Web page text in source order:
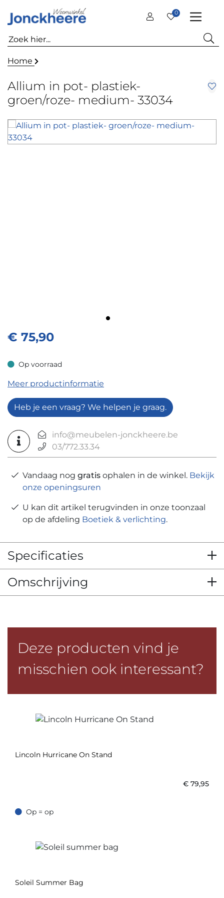
0
Home
Allium in pot- plastiek-
groen/roze- medium- 33034
€ 75,90
Op voorraad
Op voorraad
Meer productinformatie
Heb je een vraag? We helpen je graag.
info@meubelen-jonckheere.be
03/772.33.34
Vandaag nog gratis ophalen in de winkel. Bekijk
onze openingsuren
U kan dit artikel terugvinden in onze toonzaal
op de afdeling Boetiek & verlichting.
Specificaties
Omschrijving
Deze producten vind je
misschien ook interessant?
Lincoln Hurricane On Stand
€ 79,95
Op = op
Op = op
Soleil Summer Bag